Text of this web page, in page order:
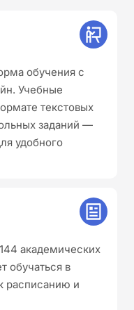
обучения с
Учебные
текстовых
заданий —
удобного
академических
обучаться в
расписанию и